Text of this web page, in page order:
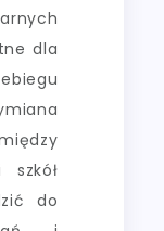
dla
do